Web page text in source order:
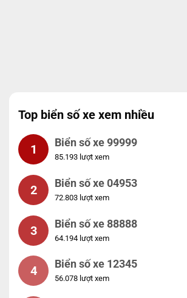
Top biển số xe xem nhiều
1 Biển số xe 99999
85.193 lượt xem
2 Biển số xe 04953
72.803 lượt xem
3 Biển số xe 88888
64.194 lượt xem
4 Biển số xe 12345
56.078 lượt xem